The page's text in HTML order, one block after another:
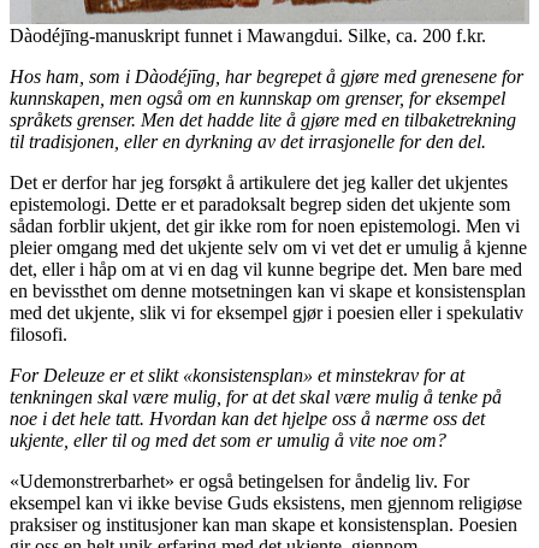
Dàodéjīng-manuskript funnet i Mawangdui. Silke, ca. 200 f.kr.
Hos ham, som i Dàodéjīng, har begrepet å gjøre med grenesene for
kunnskapen, men også om en kunnskap om grenser, for eksempel
språkets grenser. Men det hadde lite å gjøre med en tilbaketrekning
til tradisjonen, eller en dyrkning av det irrasjonelle for den del.
Det er derfor har jeg forsøkt å artikulere det jeg kaller det ukjentes
epistemologi. Dette er et paradoksalt begrep siden det ukjente som
sådan forblir ukjent, det gir ikke rom for noen epistemologi. Men vi
pleier omgang med det ukjente selv om vi vet det er umulig å kjenne
det, eller i håp om at vi en dag vil kunne begripe det. Men bare med
en bevissthet om denne motsetningen kan vi skape et konsistensplan
med det ukjente, slik vi for eksempel gjør i poesien eller i spekulativ
filosofi.
For Deleuze er et slikt «konsistensplan» et minstekrav for at
tenkningen skal være mulig, for at det skal være mulig å tenke på
noe i det hele tatt. Hvordan kan det hjelpe oss å nærme oss det
ukjente, eller til og med det som er umulig å vite noe om?
«Udemonstrerbarhet» er også betingelsen for åndelig liv. For
eksempel kan vi ikke bevise Guds eksistens, men gjennom religiøse
praksiser og institusjoner kan man skape et konsistensplan. Poesien